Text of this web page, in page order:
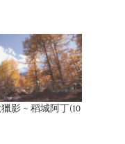
影 ~ 稻城阿丁(10